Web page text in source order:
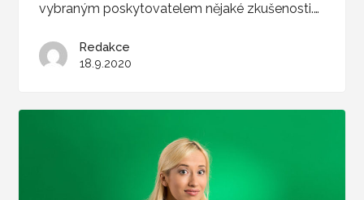
vybraným poskytovatelem nějaké zkušenosti.…
Redakce
18.9.2020